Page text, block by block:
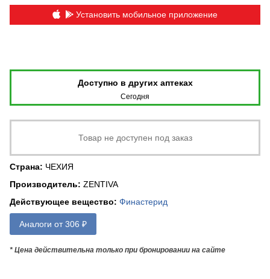
Установить мобильное приложение
Доступно в других аптеках
Сегодня
Товар не доступен под заказ
Страна: ЧЕХИЯ
Производитель: ZENTIVA
Действующее вещество: Финастерид
Аналоги от 306 ₽
* Цена действительна только при бронировании на сайте